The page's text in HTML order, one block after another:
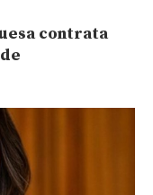
contrata